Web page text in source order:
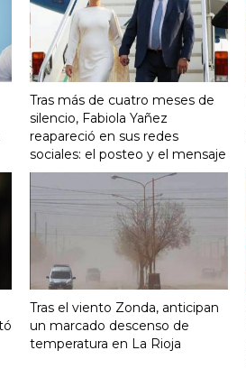
Tras más de cuatro meses de
silencio, Fabiola Yañez
reapareció en sus redes
sociales: el posteo y el mensaje
Tras el viento Zonda, anticipan
un marcado descenso de
temperatura en La Rioja